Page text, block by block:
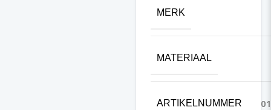
MERK
MATERIAAL
ARTIKELNUMMER